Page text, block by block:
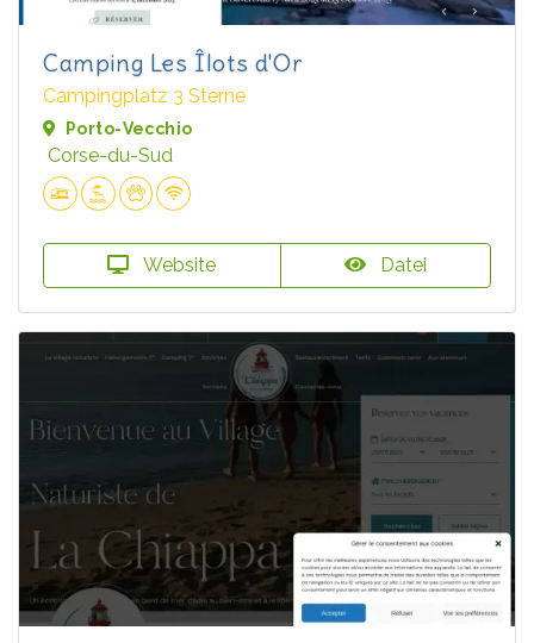
Camping Les Îlots d'Or
Campingplatz 3 Sterne
Porto-Vecchio
Corse-du-Sud
Website Datei